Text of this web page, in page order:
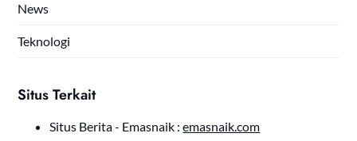
News
Teknologi
Situs Terkait
Situs Berita - Emasnaik :emasnaik.com